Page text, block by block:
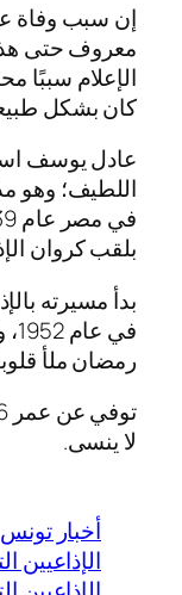
إن سبب وفاة
معروف حتى
الإعلام سببًا
كان بشكل طبيعي
عادل يوسف
اللطيف؛ وهو
بلقب كروان
بدأ مسيرته
رمضان ملأ قلوبنا
لا ينسى.
أخبار تونس
الإذاعيين